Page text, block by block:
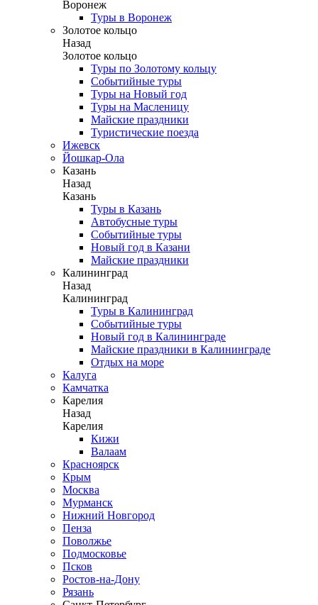
Воронеж
Туры в Воронеж
Золотое кольцо
Назад
Золотое кольцо
Туры по Золотому кольцу
Событийные туры
Туры на Новый год
Туры на Масленицу
Майские праздники
Туристические поезда
Ижевск
Йошкар-Ола
Казань
Назад
Казань
Туры в Казань
Автобусные туры
Событийные туры
Новый год в Казани
Майские праздники
Калининград
Назад
Калининград
Туры в Калининград
Событийные туры
Новый год в Калининграде
Майские праздники в Калининграде
Отдых на море
Калуга
Камчатка
Карелия
Назад
Карелия
Кижи
Валаам
Красноярск
Крым
Москва
Мурманск
Нижний Новгород
Пенза
Поволжье
Подмосковье
Псков
Ростов-на-Дону
Рязань